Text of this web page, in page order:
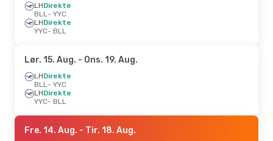
LHDirekte
BLL- YYC
LHDirekte
YYC- BLL
Lør. 15. Aug. - Ons. 19. Aug.
LHDirekte
BLL- YYC
LHDirekte
YYC- BLL
Fre. 14. Aug. - Tir. 18. Aug.